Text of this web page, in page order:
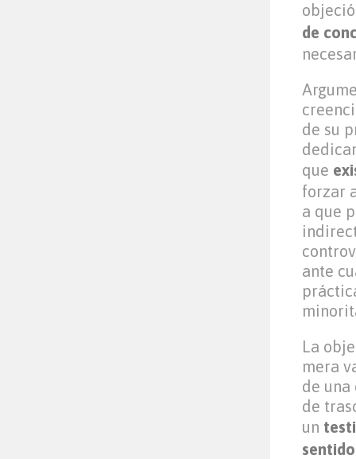
de
de su
que
forzar
a que
ante
La
mera
de
de
un